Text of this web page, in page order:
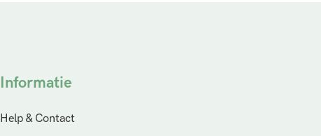
Informatie
Help & Contact